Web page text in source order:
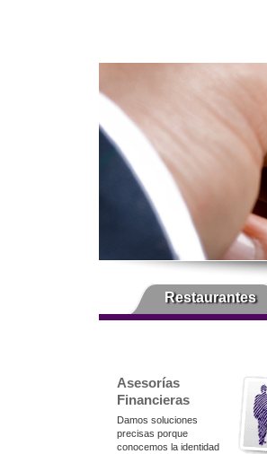
Restaurantes
Asesorías
Financieras
Damos soluciones
precisas porque
conocemos la identidad